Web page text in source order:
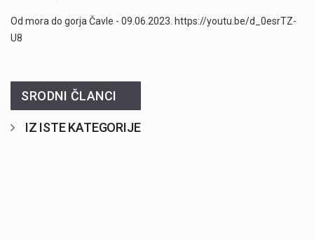
Od mora do gorja Čavle - 09.06.2023. https://youtu.be/d_0esrTZ-
U8
SRODNI ČLANCI
IZ ISTE KATEGORIJE